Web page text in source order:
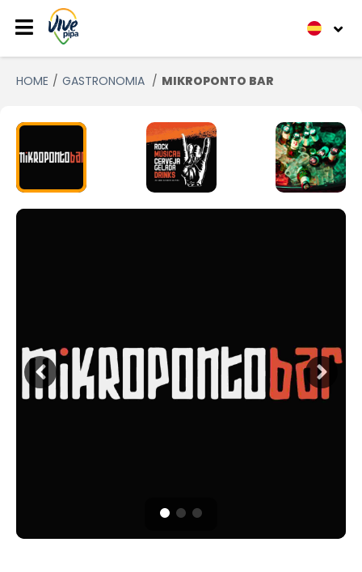
HOME GASTRONOMIA MIKROPONTO BAR